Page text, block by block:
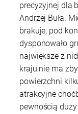
precyzyjnej dla
Andrzej Buła.
brakuje, pod
dysponowało
największe z
kraju nie ma
powierzchni
atrakcyjne
pewnością